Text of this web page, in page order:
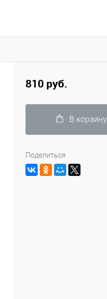
810 руб.
В корзину
Поделиться